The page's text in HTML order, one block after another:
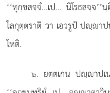
‘‘ทุกฺขสจฺจํ…เป… นิโรธสจฺจ
โลกุตฺตราติ วา เอวรูปํ ปฺา
โหติ.
๖. ยตฺตเกน ปฺาปเ